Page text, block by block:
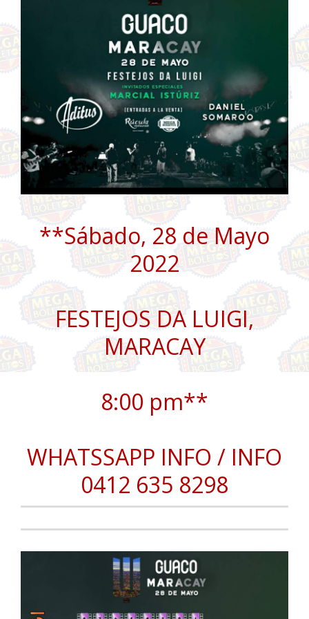
**Sábado, 28 de Mayo
2022
FESTEJOS DA LUIGI,
MARACAY
8:00 pm**
WHATSSAPP INFO / INFO
0412 635 8298